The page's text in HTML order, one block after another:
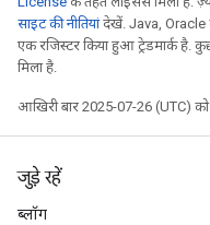
साइट की नीतियांदेखें. Java, Oracle
एक रजिस्टर किया हुआ ट्रेडमार्क है.
मिला है.
आखिरी बार 2025-07-26 (UTC)
जुड़े रहें
ब्लॉग